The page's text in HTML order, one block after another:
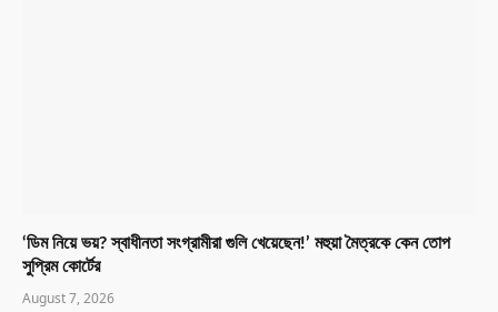
‘ডিম নিয়ে ভয়? স্বাধীনতা সংগ্রামীরা গুলি খেয়েছেন!’ মহুয়া মৈত্রকে কেন তোপ
সুপ্রিম কোর্টের
August 7, 2026